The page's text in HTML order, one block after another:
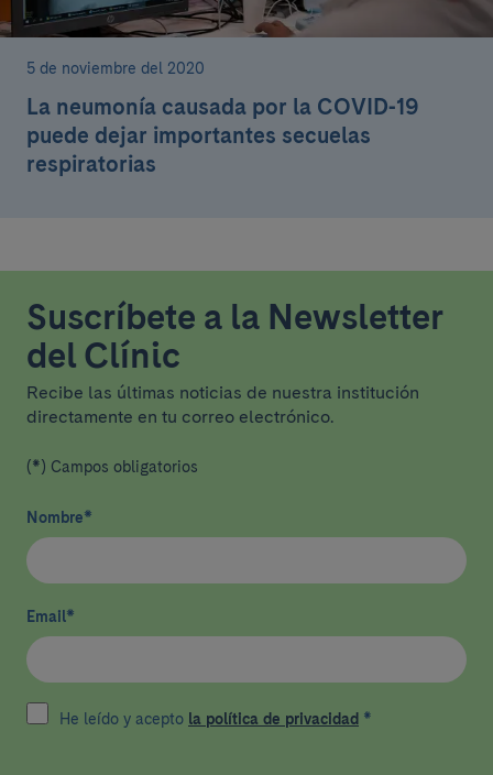
5 de noviembre del 2020
La neumonía causada por la COVID-19
puede dejar importantes secuelas
respiratorias
Suscríbete a la Newsletter
del Clínic
Recibe las últimas noticias de nuestra institución
directamente en tu correo electrónico.
(*) Campos obligatorios
Nombre*
Email*
He leído y acepto la política de privacidad *